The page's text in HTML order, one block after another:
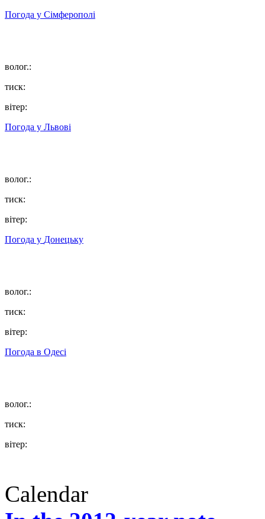
Погода у Сімферополі
волог.:
тиск:
вітер:
Погода у Львові
волог.:
тиск:
вітер:
Погода у Донецьку
волог.:
тиск:
вітер:
Погода в Одесі
волог.:
тиск:
вітер:
Calendar